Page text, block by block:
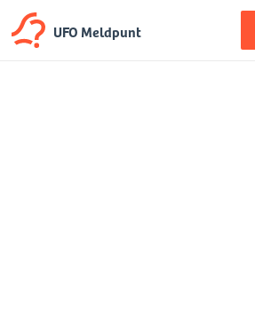
UFO Meldpunt